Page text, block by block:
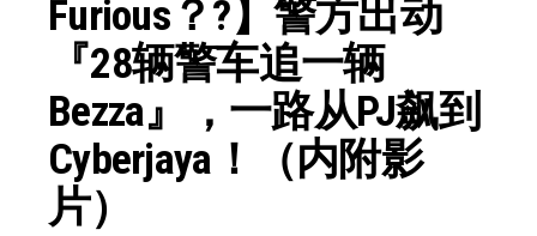
Furious？?】警方出动
『28辆警车追一辆
Bezza』，一路从PJ飙到
Cyberjaya！（内附影
片）